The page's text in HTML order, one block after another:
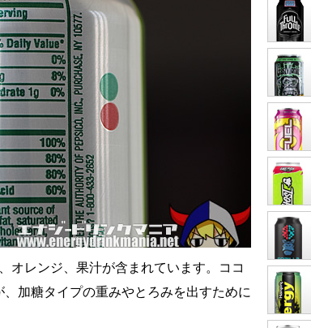
オレンジ、果汁が含まれています。ココ
加糖タイプの重みやとろみを出すために